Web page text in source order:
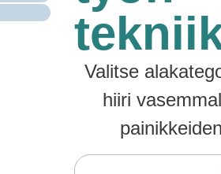
Valitse
hiiri